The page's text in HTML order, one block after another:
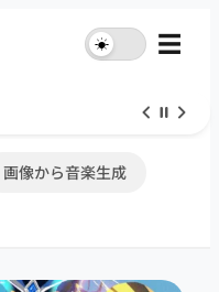
☀︎ ☰
画像から音楽生成